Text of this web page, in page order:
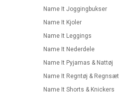
Name It Joggingbukser
Name It Kjoler
Name It Leggings
Name It Nederdele
Name It Pyjamas & Nattøj
Name It Regntøj & Regnsæt
Name It Shorts & Knickers